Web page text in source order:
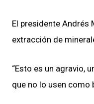
El presidente Andrés
extracción de
“Esto es un agravio,
que no lo usen como